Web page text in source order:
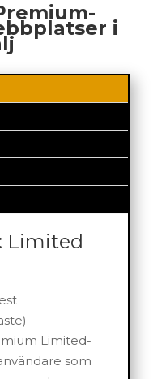
i
Limited
Limited-
som